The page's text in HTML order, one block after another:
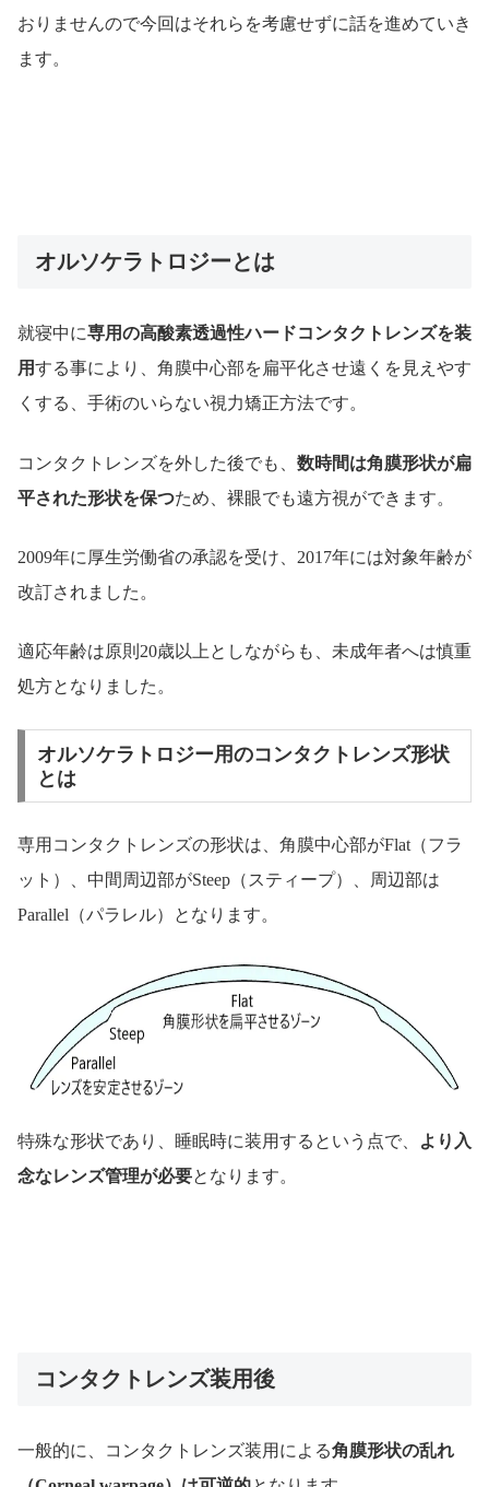
おりませんので今回はそれらを考慮せずに話を進めていき
ます。
オルソケラトロジーとは
就寝中に専用の高酸素透過性ハードコンタクトレンズを装
用する事により、角膜中心部を扁平化させ遠くを見えやす
くする、手術のいらない視力矯正方法です。
コンタクトレンズを外した後でも、 数時間は角膜形状が扁
平された形状を保つため、裸眼でも遠方視ができます。
2009年に厚生労働省の承認を受け、2017年には対象年齢が
改訂されました。
適応年齢は原則20歳以上としながらも、未成年者へは慎重
処方となりました。
オルソケラトロジー用のコンタクトレンズ形状
とは
専用コンタクトレンズの形状は、角膜中心部がFlat（フラ
ット）、中間周辺部がSteep（スティープ）、周辺部は
Parallel（パラレル）となります。
特殊な形状であり、睡眠時に装用するという点で、
より入
念なレンズ管理が必要となります。
コンタクトレンズ装用後
一般的に、コンタクトレンズ装用による角膜形状の乱れ